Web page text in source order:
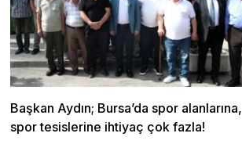
Başkan Aydın; Bursa’da spor alanlarına,
spor tesislerine ihtiyaç çok fazla!